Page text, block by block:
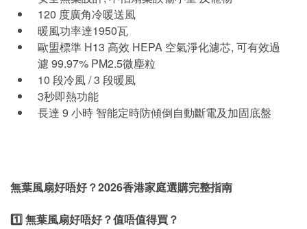
120 度廣角冷暖送風
暖風功率達1950瓦
歐盟標準 H13 高效 HEPA 空氣淨化濾芯, 可有效過
濾 99.97% PM2.5微塵粒
10 段冷風 / 3 段暖風
3秒即熱功能
長達 9 小時 智能定時防傾倒自動斷電及加固底盤
無葉風扇好唔好？2026香港家庭選購完整指南
1️⃣ 無葉風扇好唔好？值唔值得買？